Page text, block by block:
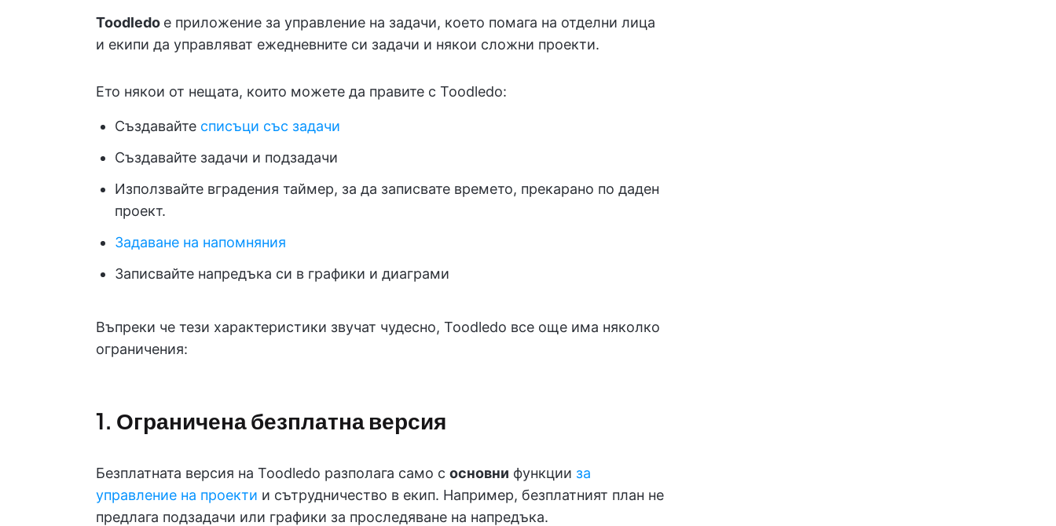
Toodledo е приложение за управление на задачи, което помага на отделни лица
и екипи да управляват ежедневните си задачи и някои сложни проекти.
Ето някои от нещата, които можете да правите с Toodledo:
Създавайте списъци със задачи
Създавайте задачи и подзадачи
Използвайте вградения таймер, за да записвате времето, прекарано по даден
проект.
Задаване на напомняния
Записвайте напредъка си в графики и диаграми
Въпреки че тези характеристики звучат чудесно, Toodledo все още има няколко
ограничения:
1. Ограничена безплатна версия
Безплатната версия на Toodledo разполага само с основни функции за
управление на проекти и сътрудничество в екип. Например, безплатният план не
предлага подзадачи или графики за проследяване на напредъка.